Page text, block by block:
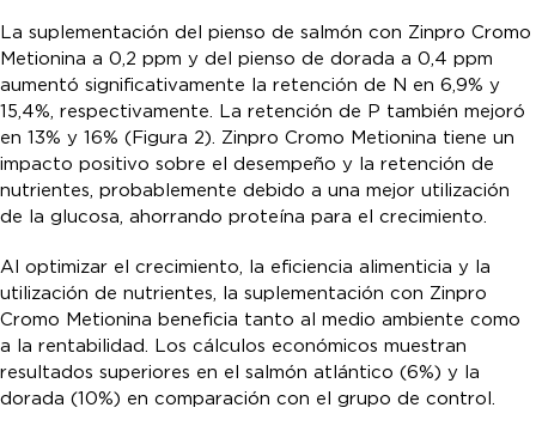
La suplementación del pienso de salmón con Zinpro Cromo
Metionina a 0,2 ppm y del pienso de dorada a 0,4 ppm
aumentó significativamente la retención de N en 6,9% y
15,4%, respectivamente. La retención de P también mejoró
en 13% y 16% (Figura 2). Zinpro Cromo Metionina tiene un
impacto positivo sobre el desempeño y la retención de
nutrientes, probablemente debido a una mejor utilización
de la glucosa, ahorrando proteína para el crecimiento.
Al optimizar el crecimiento, la eficiencia alimenticia y la
utilización de nutrientes, la suplementación con Zinpro
Cromo Metionina beneficia tanto al medio ambiente como
a la rentabilidad. Los cálculos económicos muestran
resultados superiores en el salmón atlántico (6%) y la
dorada (10%) en comparación con el grupo de control.